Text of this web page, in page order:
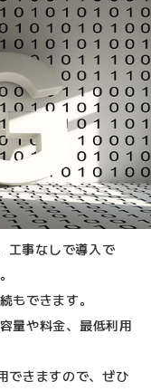
工事なしで導入で
もできます。
量や料金、最低利用
できますので、ぜひ